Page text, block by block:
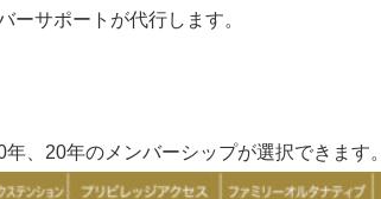
ーサポートが代行します。
、20年のメンバーシップが選択できます。